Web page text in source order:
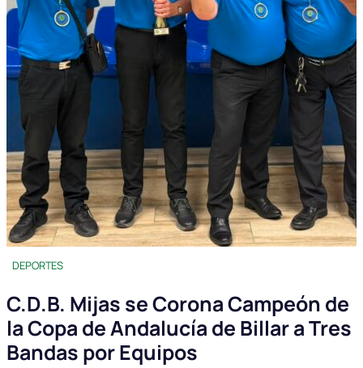
DEPORTES
C.D.B. Mijas se Corona Campeón de
la Copa de Andalucía de Billar a Tres
Bandas por Equipos